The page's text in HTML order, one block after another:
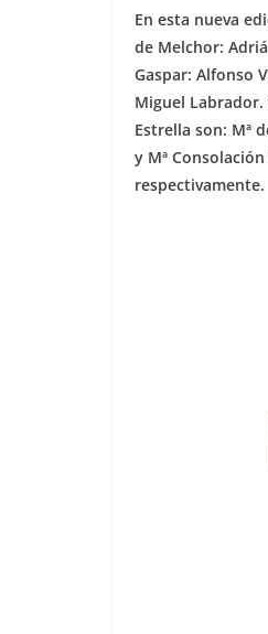
En esta nueva
de Melchor:
Gaspar: Alfonso
Miguel
Estrella son: Mª
y Mª
respectivamente.